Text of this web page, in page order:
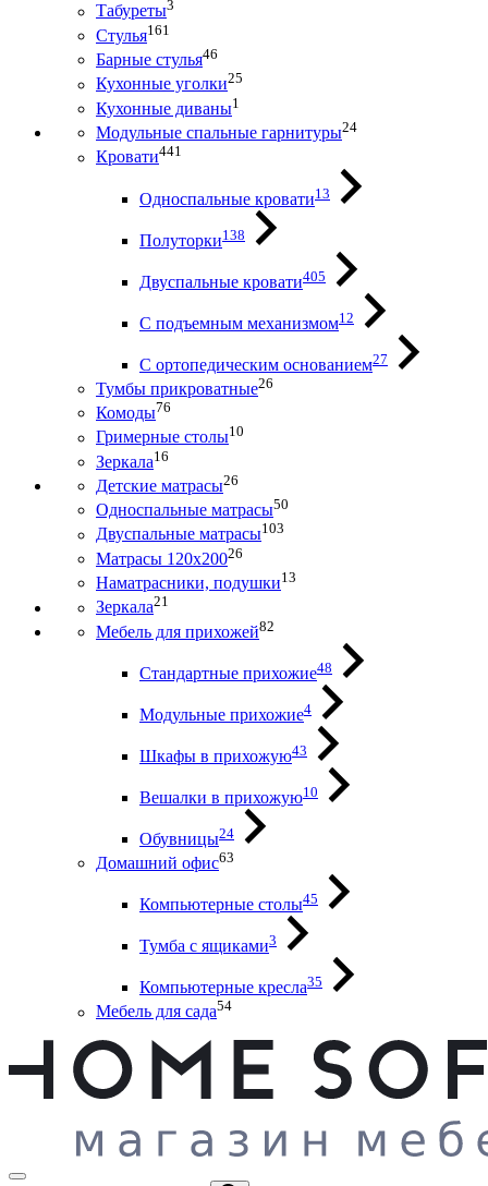
Табуреты3
Стулья161
Барные стулья46
Кухонные уголки25
Кухонные диваны1
Модульные спальные гарнитуры24
Кровати441
Односпальные кровати13
Полуторки138
Двуспальные кровати405
С подъемным механизмом12
С ортопедическим основанием27
Тумбы прикроватные26
Комоды76
Гримерные столы10
Зеркала16
Детские матрасы26
Односпальные матрасы50
Двуспальные матрасы103
Матрасы 120х20026
Наматрасники, подушки13
Зеркала21
Мебель для прихожей82
Стандартные прихожие48
Модульные прихожие4
Шкафы в прихожую43
Вешалки в прихожую10
Обувницы24
Домашний офис63
Компьютерные столы45
Тумба с ящиками3
Компьютерные кресла35
Мебель для сада54